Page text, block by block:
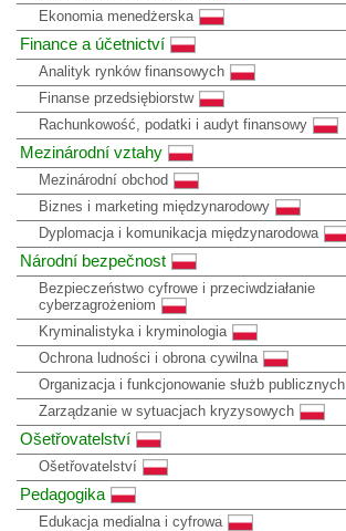
Ekonomia menedżerska
Finance a účetnictví
Analityk rynków finansowych
Finanse przedsiębiorstw
Rachunkowość, podatki i audyt finansowy
Mezinárodní vztahy
Mezinárodní obchod
Biznes i marketing międzynarodowy
Dyplomacja i komunikacja międzynarodowa
Národní bezpečnost
Bezpieczeństwo cyfrowe i przeciwdziałanie
cyberzagrożeniom
Kryminalistyka i kryminologia
Ochrona ludności i obrona cywilna
Organizacja i funkcjonowanie służb publicznych
Zarządzanie w sytuacjach kryzysowych
Ošetřovatelství
Ošetřovatelství
Pedagogika
Edukacja medialna i cyfrowa